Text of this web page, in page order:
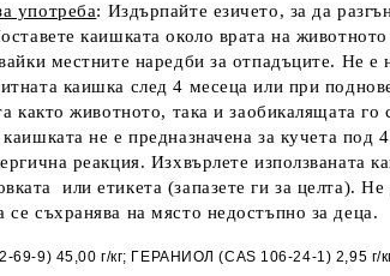
употреба: Издърпайте езичето, за да
каишката около врата на
местните наредби за отпадъците. Не
каишка след 4 месеца или при
както животното, така и заобикалящата
каишката не е предназначена за кучета под
реакция. Изхвърлете използваната
или етикета (запазете ги за целта).
се ​​съхранява на място недостъпно за деца.
9) 45,00 г/кг; ГЕРАНИОЛ (CAS 106-24-1) 2,95 г/